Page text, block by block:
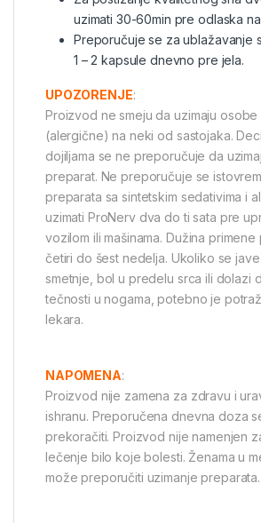
uzimati 30-60min pre odlaska
Preporučuje se za ublažavanje
1 – 2 kapsule dnevno pre jela.
UPOZORENJE:
Proizvod ne smeju da uzimaju
(alergične) na neki od sastojaka.
dojiljama se ne preporučuje da
preparat. Ne preporučuje se
preparata sa sintetskim sedativima i
uzimati ProNerv dva do ti sata pre
vozilom ili mašinama. Dužina
četiri do šest nedelja. Ukoliko se
smetnje, bol u predelu srca ili dolazi
tečnosti u nogama, potebno je
lekara.
NAPOMENA:
Proizvod nije zamena za zdravu i
ishranu. Preporučena dnevna doza
prekoračiti. Proizvod nije namenjen
lečenje bilo koje bolesti. Ženama u
može preporučiti uzimanje preparata.